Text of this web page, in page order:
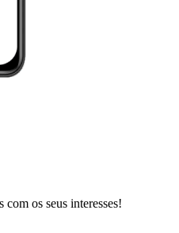
com os seus interesses!